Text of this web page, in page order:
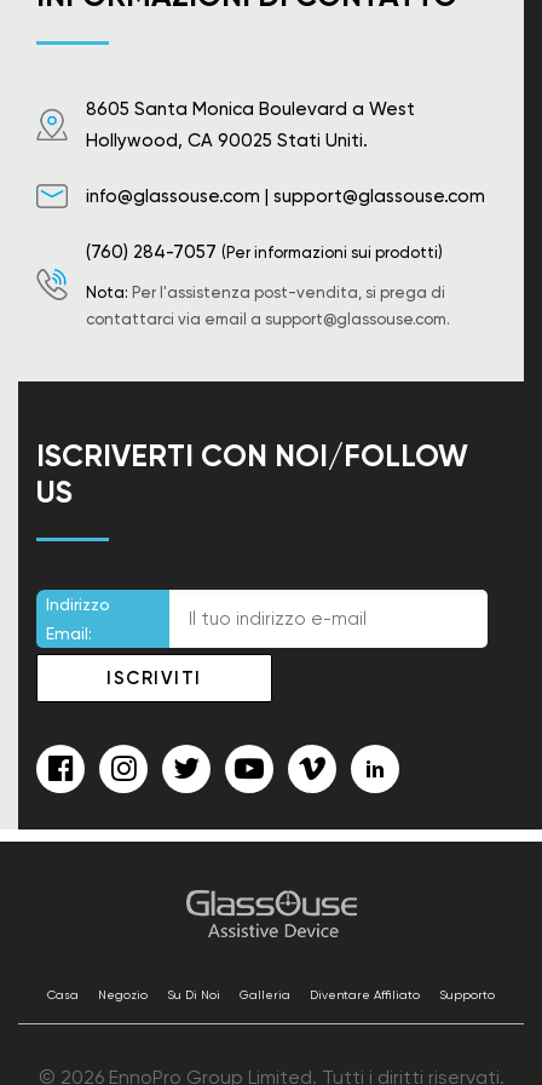
8605 Santa Monica Boulevard a West
Hollywood, CA 90025 Stati Uniti.
info@glassouse.com | support@glassouse.com
(760) 284-7057 (Per informazioni sui prodotti)
Nota: Per l'assistenza post-vendita, si prega di
contattarci via email a support@glassouse.com.
ISCRIVERTI CON NOI/FOLLOW
US
Indirizzo
Email:
Casa Negozio Su Di Noi Galleria Diventare Affiliato Supporto
© 2026 EnnoPro Group Limited. Tutti i diritti riservati.